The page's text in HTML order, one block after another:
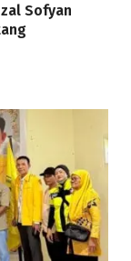
Sofyan